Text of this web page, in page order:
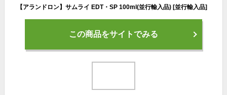
【アランドロン】サムライ EDT・SP 100ml(並行輸入品) [並行輸入品]
この商品をサイトでみる